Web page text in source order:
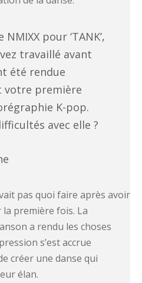
pour ‘TANK’,
travaillé avant
été rendue
votre première
K-pop.
avec elle ?
pas quoi faire après avoir
première fois. La
a rendu les choses
s’est accrue
créer une danse qui
élan.